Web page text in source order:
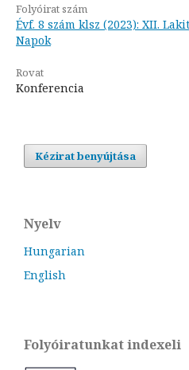
Folyóirat szám
Évf. 8 szám klsz (2023): XII.
Napok
Rovat
Konferencia
Kézirat benyújtása
Nyelv
Hungarian
English
Folyóiratunkat indexeli